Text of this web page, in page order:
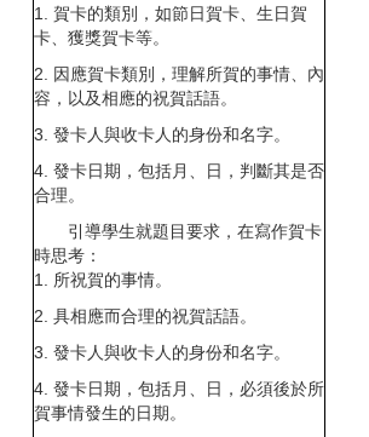
1. 賀卡的類別，如節日賀卡、生日賀
卡、獲獎賀卡等。
2. 因應賀卡類別，理解所賀的事情、內
容，以及相應的祝賀話語。
3. 發卡人與收卡人的身份和名字。
4. 發卡日期，包括月、日，判斷其是否
合理。
引導學生就題目要求，在寫作賀卡
時思考：
1. 所祝賀的事情。
2. 具相應而合理的祝賀話語。
3. 發卡人與收卡人的身份和名字。
4. 發卡日期，包括月、日，必須後於所
賀事情發生的日期。